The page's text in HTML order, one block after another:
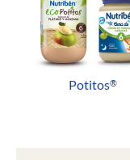
Potitos®